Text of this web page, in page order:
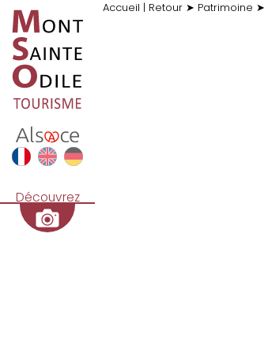
Accueil | Retour ➤ Patrimoine ➤
Découvrez